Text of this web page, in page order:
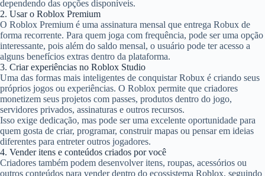
dependendo das opções disponíveis.
2. Usar o Roblox Premium
O Roblox Premium é uma assinatura mensal que entrega Robux de
forma recorrente. Para quem joga com frequência, pode ser uma opção
interessante, pois além do saldo mensal, o usuário pode ter acesso a
alguns benefícios extras dentro da plataforma.
3. Criar experiências no Roblox Studio
Uma das formas mais inteligentes de conquistar Robux é criando seus
próprios jogos ou experiências. O Roblox permite que criadores
monetizem seus projetos com passes, produtos dentro do jogo,
servidores privados, assinaturas e outros recursos.
Isso exige dedicação, mas pode ser uma excelente oportunidade para
quem gosta de criar, programar, construir mapas ou pensar em ideias
diferentes para entreter outros jogadores.
4. Vender itens e conteúdos criados por você
Criadores também podem desenvolver itens, roupas, acessórios ou
outros conteúdos para vender dentro do ecossistema Roblox, seguindo